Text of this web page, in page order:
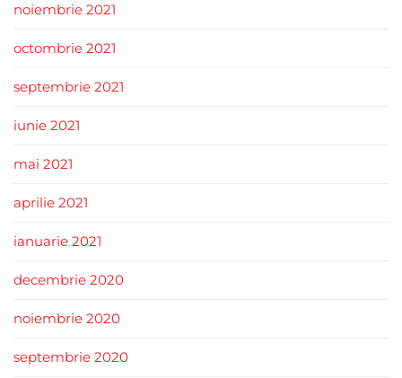
noiembrie 2021
octombrie 2021
septembrie 2021
iunie 2021
mai 2021
aprilie 2021
ianuarie 2021
decembrie 2020
noiembrie 2020
septembrie 2020